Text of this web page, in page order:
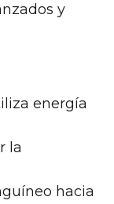
y
energía
la
hacia